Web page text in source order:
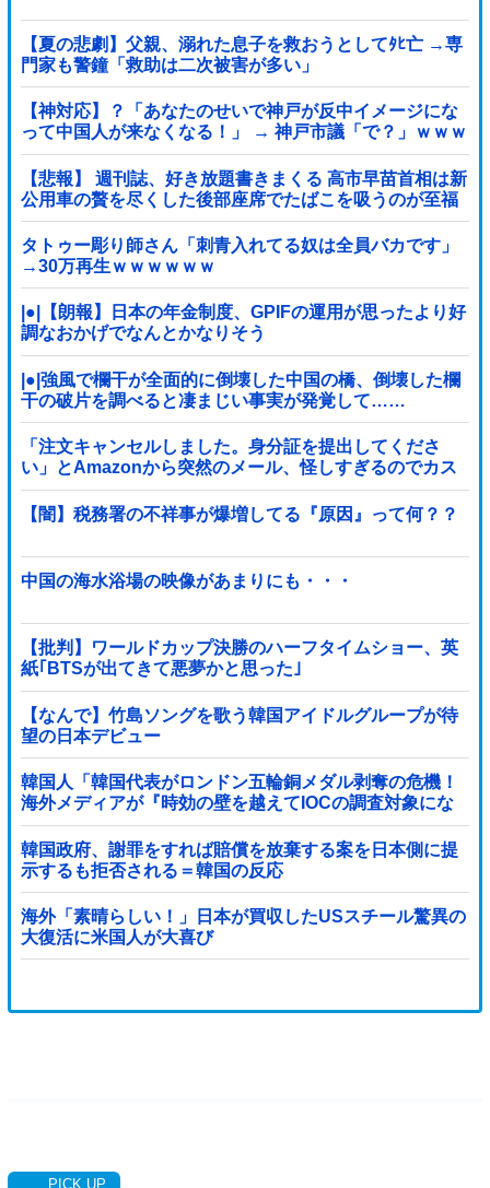
【夏の悲劇】父親、溺れた息子を救おうとしてﾀﾋ亡 →専
門家も警鐘「救助は二次被害が多い」
【神対応】？「あなたのせいで神戸が反中イメージにな
って中国人が来なくなる！」 → 神戸市議「で？」ｗｗｗ
ｗｗｗｗｗｗｗｗｗｗｗｗ
【悲報】 週刊誌、好き放題書きまくる 高市早苗首相は新
公用車の贅を尽くした後部座席でたばこを吸うのが至福
の時間「どんどん延びる乗車時間」
タトゥー彫り師さん「刺青入れてる奴は全員バカです」
→30万再生ｗｗｗｗｗｗ
|●|【朗報】日本の年金制度、GPIFの運用が思ったより好
調なおかげでなんとかなりそう
|●|強風で欄干が全面的に倒壊した中国の橋、倒壊した欄
干の破片を調べると凄まじい事実が発覚して……
「注文キャンセルしました。身分証を提出してくださ
い」とAmazonから突然のメール、怪しすぎるのでカス
タマーに確認したら……
【闇】税務署の不祥事が爆増してる『原因』って何？？
中国の海水浴場の映像があまりにも・・・
【批判】ワールドカップ決勝のハーフタイムショー、英
紙｢BTSが出てきて悪夢かと思った｣
【なんで】竹島ソングを歌う韓国アイドルグループが待
望の日本デビュー
韓国人「韓国代表がロンドン五輪銅メダル剥奪の危機！
海外メディアが『時効の壁を越えてIOCの調査対象にな
り得る』と報道！」
韓国政府、謝罪をすれば賠償を放棄する案を日本側に提
示するも拒否される＝韓国の反応
海外「素晴らしい！」日本が買収したUSスチール驚異の
大復活に米国人が大喜び